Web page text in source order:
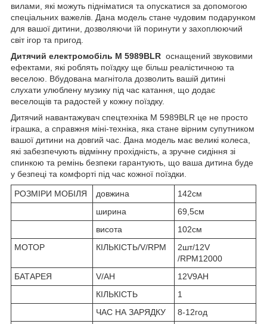
вилами, які можуть підніматися та опускатися за допомогою
спеціальних важелів. Дана модель стане чудовим подарунком
для вашої дитини, дозволяючи їй поринути у захоплюючий
світ ігор та пригод.
Дитячий електромобіль M 5989BLR оснащений звуковими
ефектами, які роблять поїздку ще більш реалістичною та
веселою. Вбудована магнітола дозволить вашій дитині
слухати улюблену музику під час катання, що додає
веселощів та радостей у кожну поїздку.
Дитячий навантажувач спецтехніка M 5989BLR це не просто
іграшка, а справжня міні-техніка, яка стане вірним супутником
вашої дитини на довгий час. Дана модель має великі колеса,
які забезпечують відмінну прохідність, а зручне сидіння зі
спинкою та ремінь безпеки гарантують, що ваша дитина буде
у безпеці та комфорті під час кожної поїздки.
РОЗМІРИ МОБІЛЯ довжина
142см
ширина
69,5см
висота
102см
МОТОР
КІЛЬКІСТЬ/V/RPM
2шт/12V
/RPM12000
БАТАРЕЯ
V/AH
12V9AH
КІЛЬКІСТЬ
1
ЧАС НА ЗАРЯДКУ
8-12год